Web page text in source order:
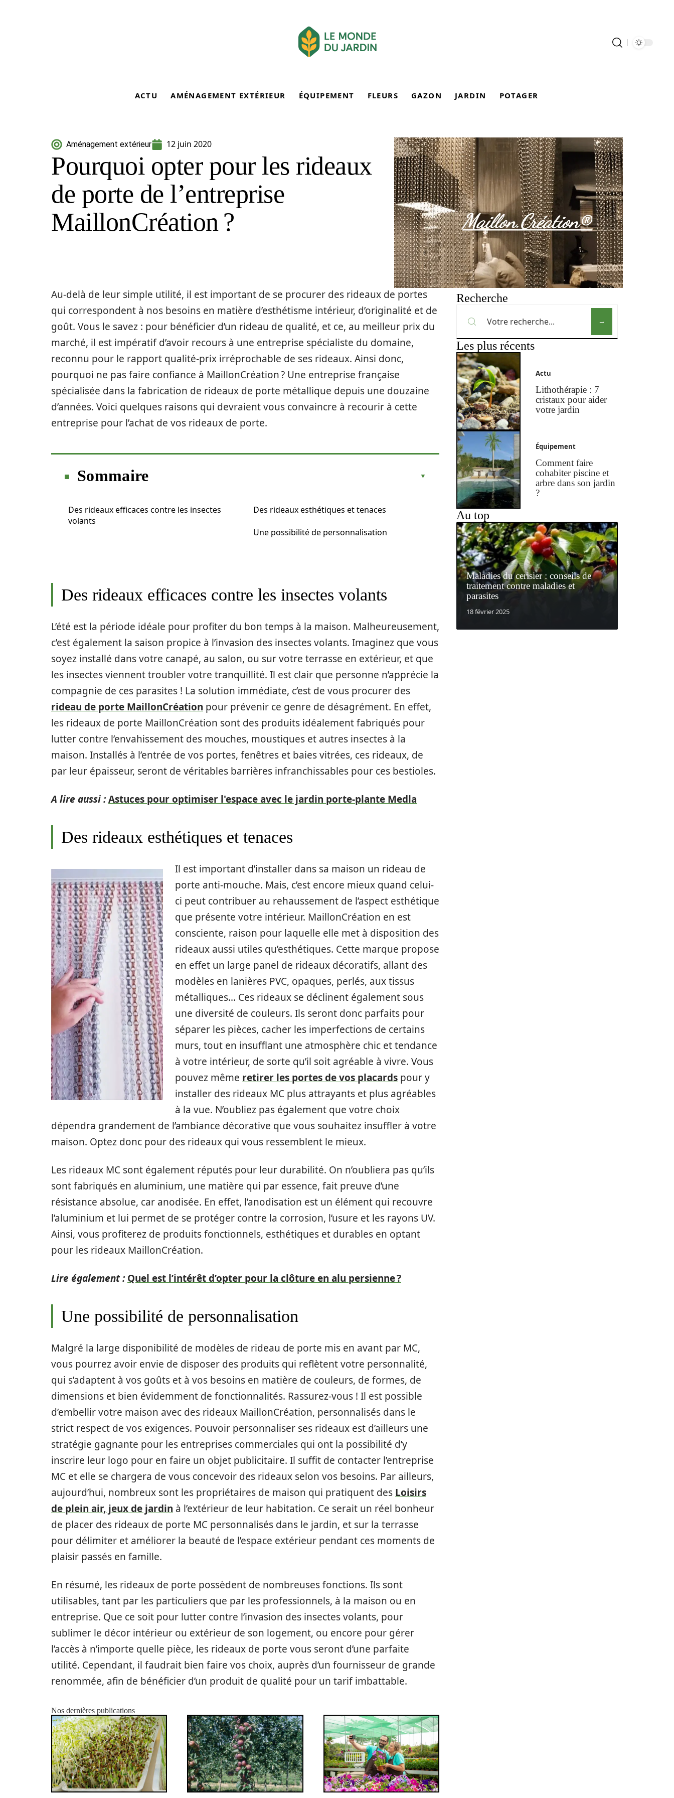
ACTU AMÉNAGEMENT EXTÉRIEUR ÉQUIPEMENT FLEURS GAZON JARDIN POTAGER
Aménagement extérieur 12 juin 2020
Pourquoi opter pour les rideaux
de porte de l’entreprise
MaillonCréation ?
Au-delà de leur simple utilité, il est important de se procurer des rideaux de portes
qui correspondent à nos besoins en matière d’esthétisme intérieur, d’originalité et de
goût. Vous le savez : pour bénéficier d’un rideau de qualité, et ce, au meilleur prix du
marché, il est impératif d’avoir recours à une entreprise spécialiste du domaine,
reconnu pour le rapport qualité-prix irréprochable de ses rideaux. Ainsi donc,
pourquoi ne pas faire confiance à MaillonCréation ? Une entreprise française
spécialisée dans la fabrication de rideaux de porte métallique depuis une douzaine
d’années. Voici quelques raisons qui devraient vous convaincre à recourir à cette
entreprise pour l’achat de vos rideaux de porte.
Sommaire
Des rideaux efficaces contre les insectes
volants
Des rideaux esthétiques et tenaces
Une possibilité de personnalisation
Des rideaux efficaces contre les insectes volants
L’été est la période idéale pour profiter du bon temps à la maison. Malheureusement,
c’est également la saison propice à l’invasion des insectes volants. Imaginez que vous
soyez installé dans votre canapé, au salon, ou sur votre terrasse en extérieur, et que
les insectes viennent troubler votre tranquillité. Il est clair que personne n’apprécie la
compagnie de ces parasites ! La solution immédiate, c’est de vous procurer des
rideau de porte MaillonCréation pour prévenir ce genre de désagrément. En effet,
les rideaux de porte MaillonCréation sont des produits idéalement fabriqués pour
lutter contre l’envahissement des mouches, moustiques et autres insectes à la
maison. Installés à l’entrée de vos portes, fenêtres et baies vitrées, ces rideaux, de
par leur épaisseur, seront de véritables barrières infranchissables pour ces bestioles.
A lire aussi :Astuces pour optimiser l'espace avec le jardin porte-plante Medla
Des rideaux esthétiques et tenaces
Il est important d’installer dans sa maison un rideau de
porte anti-mouche. Mais, c’est encore mieux quand celui-
ci peut contribuer au rehaussement de l’aspect esthétique
que présente votre intérieur. MaillonCréation en est
consciente, raison pour laquelle elle met à disposition des
rideaux aussi utiles qu’esthétiques. Cette marque propose
en effet un large panel de rideaux décoratifs, allant des
modèles en lanières PVC, opaques, perlés, aux tissus
métalliques… Ces rideaux se déclinent également sous
une diversité de couleurs. Ils seront donc parfaits pour
séparer les pièces, cacher les imperfections de certains
murs, tout en insufflant une atmosphère chic et tendance
à votre intérieur, de sorte qu’il soit agréable à vivre. Vous
pouvez même retirer les portes de vos placards pour y
installer des rideaux MC plus attrayants et plus agréables
à la vue. N’oubliez pas également que votre choix
dépendra grandement de l’ambiance décorative que vous souhaitez insuffler à votre
maison. Optez donc pour des rideaux qui vous ressemblent le mieux.
Les rideaux MC sont également réputés pour leur durabilité. On n’oubliera pas qu’ils
sont fabriqués en aluminium, une matière qui par essence, fait preuve d’une
résistance absolue, car anodisée. En effet, l’anodisation est un élément qui recouvre
l’aluminium et lui permet de se protéger contre la corrosion, l’usure et les rayons UV.
Ainsi, vous profiterez de produits fonctionnels, esthétiques et durables en optant
pour les rideaux MaillonCréation.
Lire également : Quel est l’intérêt d’opter pour la clôture en alu persienne ?
Une possibilité de personnalisation
Malgré la large disponibilité de modèles de rideau de porte mis en avant par MC,
vous pourrez avoir envie de disposer des produits qui reflètent votre personnalité,
qui s’adaptent à vos goûts et à vos besoins en matière de couleurs, de formes, de
dimensions et bien évidemment de fonctionnalités. Rassurez-vous ! Il est possible
d’embellir votre maison avec des rideaux MaillonCréation, personnalisés dans le
strict respect de vos exigences. Pouvoir personnaliser ses rideaux est d’ailleurs une
stratégie gagnante pour les entreprises commerciales qui ont la possibilité d’y
inscrire leur logo pour en faire un objet publicitaire. Il suffit de contacter l’entreprise
MC et elle se chargera de vous concevoir des rideaux selon vos besoins. Par ailleurs,
aujourd’hui, nombreux sont les propriétaires de maison qui pratiquent des Loisirs
de plein air, jeux de jardin à l’extérieur de leur habitation. Ce serait un réel bonheur
de placer des rideaux de porte MC personnalisés dans le jardin, et sur la terrasse
pour délimiter et améliorer la beauté de l’espace extérieur pendant ces moments de
plaisir passés en famille.
En résumé, les rideaux de porte possèdent de nombreuses fonctions. Ils sont
utilisables, tant par les particuliers que par les professionnels, à la maison ou en
entreprise. Que ce soit pour lutter contre l’invasion des insectes volants, pour
sublimer le décor intérieur ou extérieur de son logement, ou encore pour gérer
l’accès à n’importe quelle pièce, les rideaux de porte vous seront d’une parfaite
utilité. Cependant, il faudrait bien faire vos choix, auprès d’un fournisseur de grande
renommée, afin de bénéficier d’un produit de qualité pour un tarif imbattable.
Nos dernières publications
Recherche
Les plus récents
Actu
Lithothérapie : 7
cristaux pour aider
votre jardin
Équipement
Comment faire
cohabiter piscine et
arbre dans son jardin
?
Au top
Maladies du cerisier : conseils de
traitement contre maladies et
parasites
18 février 2025